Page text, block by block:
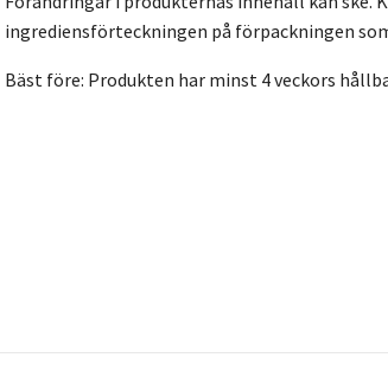
ingrediensförteckningen på förpackningen
Bäst före: Produkten har minst 4 veckors